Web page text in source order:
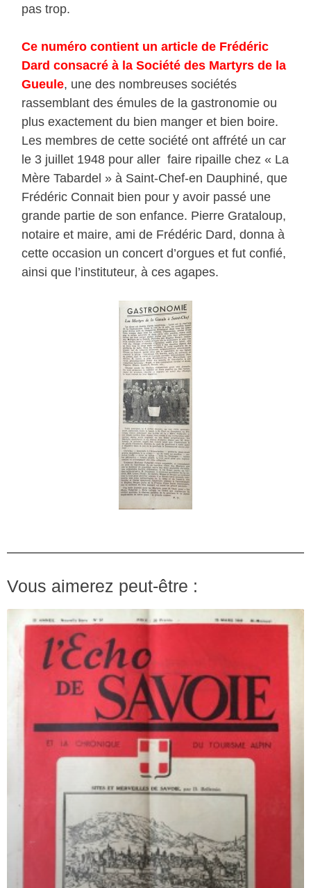
pas trop.
Ce numéro contient un article de Frédéric
Dard consacré à la Société des Martyrs de la
Gueule, une des nombreuses sociétés
rassemblant des émules de la gastronomie ou
plus exactement du bien manger et bien boire.
Les membres de cette société ont affrété un car
le 3 juillet 1948 pour aller faire ripaille chez « La
Mère Tabardel » à Saint-Chef-en Dauphiné, que
Frédéric Connait bien pour y avoir passé une
grande partie de son enfance. Pierre Grataloup,
notaire et maire, ami de Frédéric Dard, donna à
cette occasion un concert d’orgues et fut confié,
ainsi que l’instituteur, à ces agapes.
Vous aimerez peut-être :